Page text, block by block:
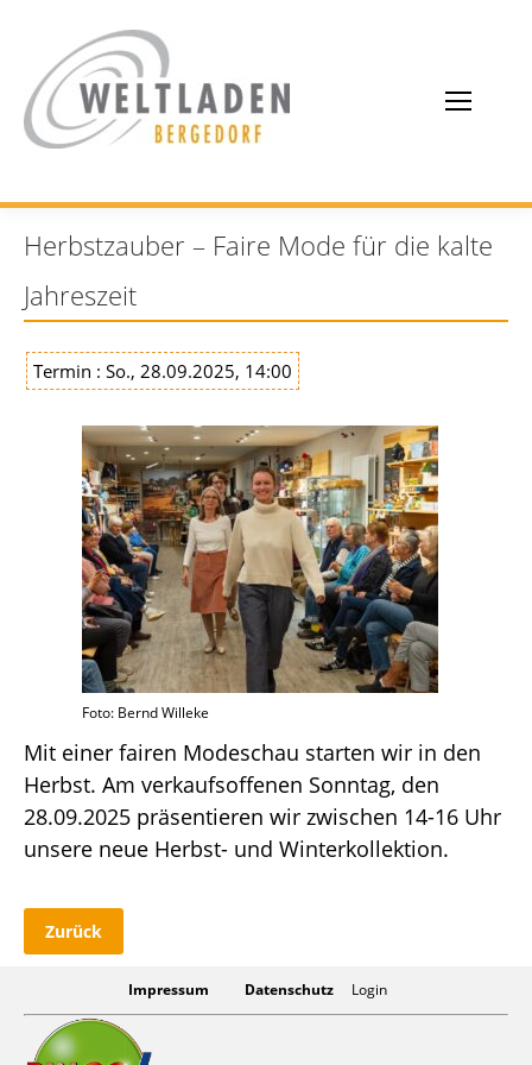
Herbstzauber – Faire Mode für die kalte
Jahreszeit
Termin : So., 28.09.2025, 14:00
Foto: Bernd Willeke
Mit einer fairen Modeschau starten wir in den
Herbst. Am verkaufsoffenen Sonntag, den
28.09.2025 präsentieren wir zwischen 14-16 Uhr
unsere neue Herbst- und Winterkollektion.
Zurück
Impressum Datenschutz Login